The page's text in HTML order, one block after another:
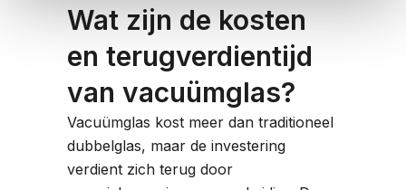
Wat zijn de kosten
en terugverdientijd
van vacuümglas?
Vacuümglas kost meer dan traditioneel
dubbelglas, maar de investering
verdient zich terug door